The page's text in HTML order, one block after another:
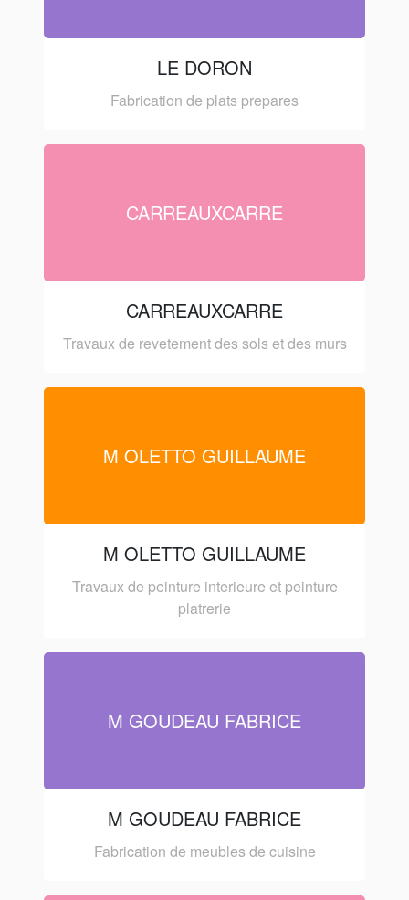
LE DORON
Fabrication de plats prepares
CARREAUXCARRE
CARREAUXCARRE
Travaux de revetement des sols et des murs
M OLETTO GUILLAUME
M OLETTO GUILLAUME
Travaux de peinture interieure et peinture
platrerie
M GOUDEAU FABRICE
M GOUDEAU FABRICE
Fabrication de meubles de cuisine